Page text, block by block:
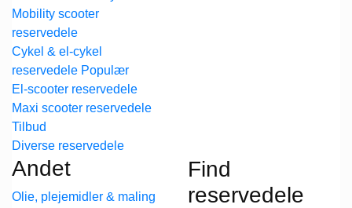
Mobility scooter
reservedele
Cykel & el-cykel
reservedele
El-scooter reservedele
Maxi scooter reservedele
Diverse reservedele
Andet
Olie, plejemidler & maling
Find
reservedele